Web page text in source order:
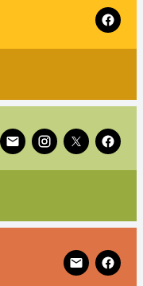
Follow
Follow XR Nova Scotia
Follow XR